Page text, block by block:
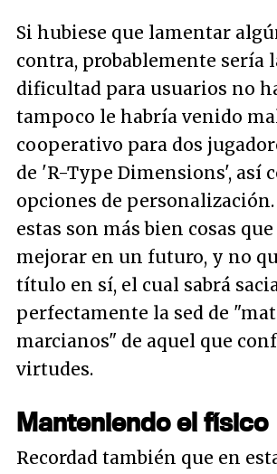
Si hubiese que lamentar
contra, probablemente sería
dificultad para usuarios no
tampoco le habría venido
cooperativo para dos
de 'R-Type Dimensions', así
opciones de
estas son más bien cosas
mejorar en un futuro, y no
título en sí, el cual sabrá
perfectamente la sed de
marcianos" de aquel que
virtudes.
Manteniendo el físico
Recordad también que en